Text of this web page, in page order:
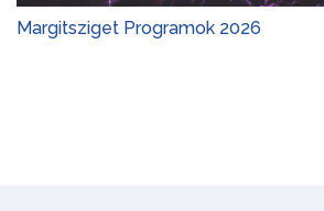
Margitsziget Programok 2026